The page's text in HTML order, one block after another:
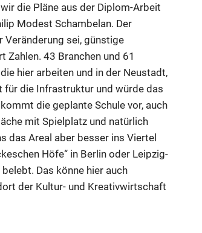
die Pläne aus der Diplom-Arbeit
Modest Schambelan. Der
sei, günstige
43 Branchen und 61
hier arbeiten und in der Neustadt,
für die Infrastruktur und würde das
die geplante Schule vor, auch
mit Spielplatz und natürlich
das Areal aber besser ins Viertel
Höfe“ in Berlin oder Leipzig-
Das könne hier auch
der Kultur- und Kreativwirtschaft